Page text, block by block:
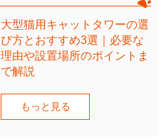
大型猫用キャットタワーの選
び方とおすすめ3選｜必要な
理由や設置場所のポイントま
で解説
もっと見る